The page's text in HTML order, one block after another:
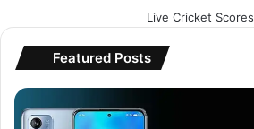
Live Cricket Scores
Featured Posts
L